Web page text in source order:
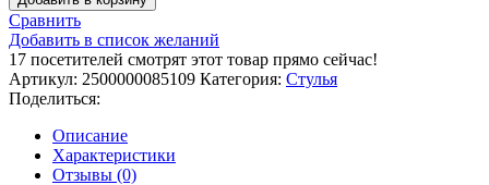
Стул
Leset
Скай,
Ultra
Smoke
/
Чёрный
Сравнить
Добавить в список желаний
17 посетителей смотрят этот товар прямо сейчас!
Артикул: 2500000085109 Категория: Стулья
Поделиться:
Описание
Характеристики
Отзывы (0)